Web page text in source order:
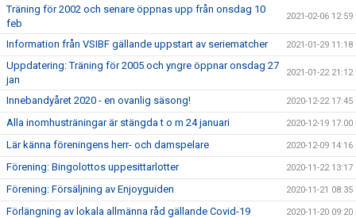
Träning för 2002 och senare öppnas upp från onsdag 10
feb
2021-02-06 12:59
Information från VSIBF gällande uppstart av seriematcher 2021-01-29 11:18
Uppdatering: Träning för 2005 och yngre öppnar onsdag 27
jan
2021-01-22 21:12
Innebandyåret 2020 - en ovanlig säsong! 2020-12-22 17:45
Alla inomhusträningar är stängda t o m 24 januari 2020-12-19 17:00
Lär känna föreningens herr- och damspelare 2020-12-09 14:16
Förening: Bingolottos uppesittarlotter 2020-11-22 13:17
Förening: Försäljning av Enjoyguiden 2020-11-21 08:35
Förlängning av lokala allmänna råd gällande Covid-19 2020-11-20 09:20